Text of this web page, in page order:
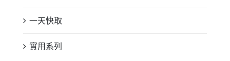
一天快取
實用系列